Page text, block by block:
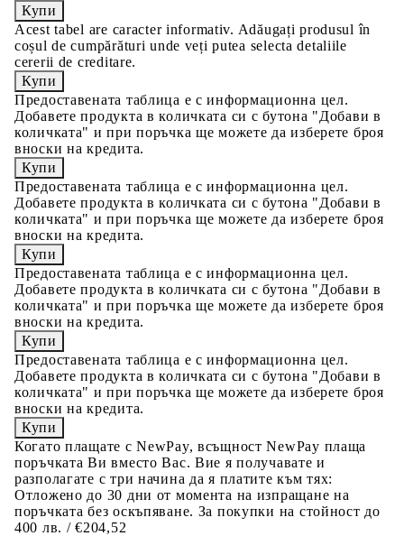
Acest tabel are caracter informativ. Adăugați produsul în
coșul de cumpărături unde veți putea selecta detaliile
cererii de creditare.
Предоставената таблица е с информационна цел.
Добавете продукта в количката си с бутона "Добави в
количката" и при поръчка ще можете да изберете броя
вноски на кредита.
Предоставената таблица е с информационна цел.
Добавете продукта в количката си с бутона "Добави в
количката" и при поръчка ще можете да изберете броя
вноски на кредита.
Предоставената таблица е с информационна цел.
Добавете продукта в количката си с бутона "Добави в
количката" и при поръчка ще можете да изберете броя
вноски на кредита.
Предоставената таблица е с информационна цел.
Добавете продукта в количката си с бутона "Добави в
количката" и при поръчка ще можете да изберете броя
вноски на кредита.
Когато плащате с NewPay, всъщност NewPay плаща
поръчката Ви вместо Вас. Вие я получавате и
разполагате с три начина да я платите към тях:
Отложено до 30 дни от момента на изпращане на
поръчката без оскъпяване. За покупки на стойност до
400 лв. / €204,52